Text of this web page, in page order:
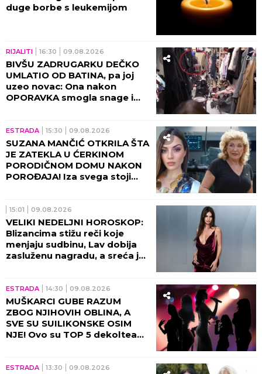
duge borbe s leukemijom
RIJALITI 16:30 09.08.2026
BIVŠU ZADRUGARKU DEČKO
UMLATIO OD BATINA, pa joj
uzeo novac: Ona nakon
OPORAVKA smogla snage i
ESTRADA 15:30 09.08.2026
SUZANA MANČIĆ OTKRILA ŠTA
JE ZATEKLA U ĆERKINOM
PORODIČNOM DOMU NAKON
POROĐAJA! Iza svega stoji
15:01 09.08.2026
VELIKI NEDELJNI HOROSKOP:
Blizancima stižu reči koje
menjaju sudbinu, Lav dobija
zasluženu nagradu, a sreća je
ESTRADA 14:30 09.08.2026
MUŠKARCI GUBE RAZUM
ZBOG NJIHOVIH OBLINA, A
SVE SU SUILIKONSKE OSIM
NJE! Ovo su TOP 5 dekoltea
ESTRADA 13:30 09.08.2026